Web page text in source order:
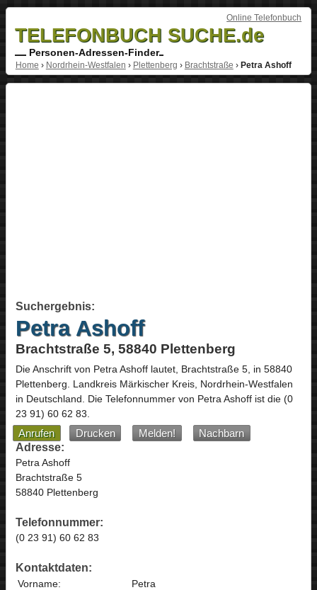
Online Telefonbuch
TELEFONBUCH SUCHE.de
Personen-Adressen-Finder
Home › Nordrhein-Westfalen › Plettenberg › Brachtstraße › Petra Ashoff
Suchergebnis:
Petra Ashoff
Brachtstraße 5, 58840 Plettenberg
Die Anschrift von Petra Ashofflautet, Brachtstraße 5, in 58840
Plettenberg. Landkreis Märkischer Kreis, Nordrhein-Westfalen
in Deutschland. Die Telefonnummer von Petra Ashoff ist die (0
23 91) 60 62 83.
Anrufen Drucken Melden!
Nachbarn
Adresse:
Petra Ashoff
Brachtstraße 5
58840 Plettenberg
Telefonnummer:
(0 23 91) 60 62 83
Kontaktdaten:
Vorname:
Petra